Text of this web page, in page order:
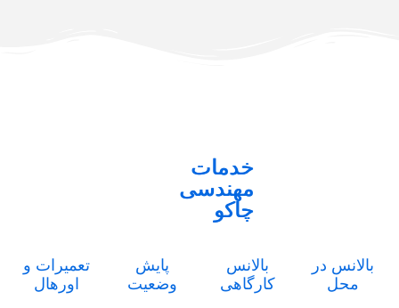
خدمات
مهندسی
چاکو
بالانس در
محل
بالانس
کارگاهی
پایش
وضعیت
تعمیرات و
اورهال